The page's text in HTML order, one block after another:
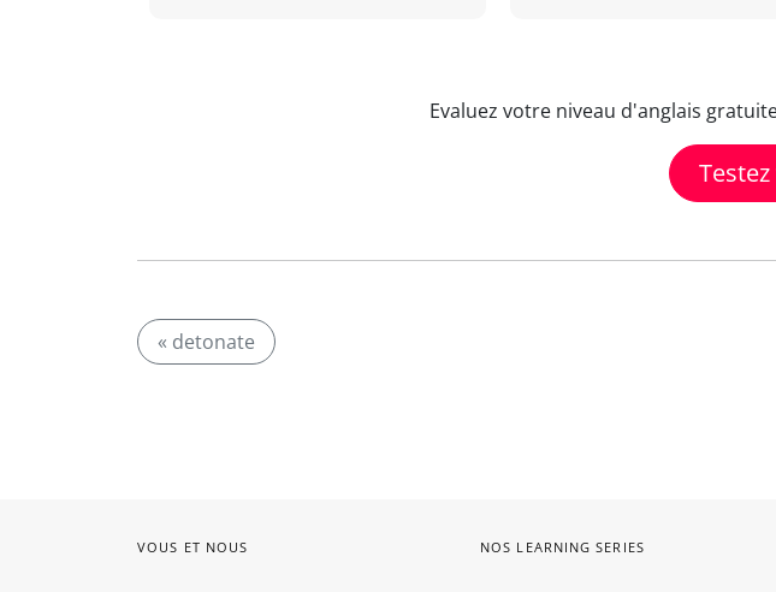
Evaluez votre niveau d'anglais
« detonate
VOUS ET NOUS NOS LEARNING SERIES